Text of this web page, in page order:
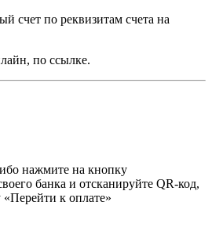
счет по реквизитам счета на
по ссылке.
нажмите на кнопку
банка и отсканируйте QR-код,
к оплате»